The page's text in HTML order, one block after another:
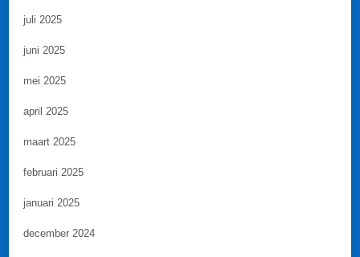
juli 2025
juni 2025
mei 2025
april 2025
maart 2025
februari 2025
januari 2025
december 2024